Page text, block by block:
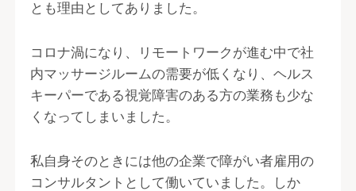
とも理由としてありました。
コロナ渦になり、リモートワークが進む中で社
内マッサージルームの需要が低くなり、ヘルス
キーパーである視覚障害のある方の業務も少な
くなってしまいました。
私自身そのときには他の企業で障がい者雇用の
コンサルタントとして働いていました。しか